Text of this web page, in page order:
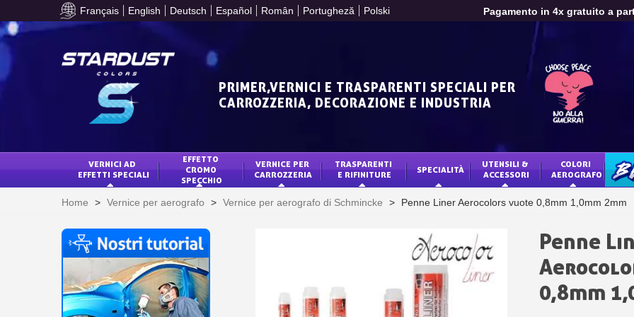
Français English Deutsch Español Român Portugheză Polski
Pagamento in 4x gratuito a
Tuo preventivo
Condividi le tue
Raccogliere punti
Restituzione dei
5€ di sconto
10€ di buono
Iscriviti alla
Consegna
Pagamento in 4x gratuito a
Condividi le tue
Raccogliere punti
Restituzione dei
PRIMER,VERNICI E TRASPARENTI SPECIALI PER
CARROZZERIA, DECORAZIONE E INDUSTRIA
VERNICI AD
EFFETTI SPECIALI
EFFETTO
CROMO
SPECCHIO
VERNICE PER
CARROZZERIA
TRASPARENTI
E RIFINITURE
SPECIALITÀ
UTENSILI &
ACCESSORI
COLORI
AEROGRAFO
Home > Vernice per aerografo > Vernice per aerografo di Schmincke > Penne Liner Aerocolors vuote 0,8mm 1,0mm 2mm
Penne
0,8mm